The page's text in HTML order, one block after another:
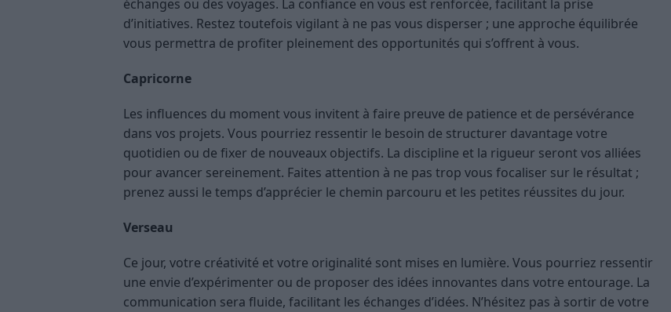
échanges ou des voyages. La confiance en vous est renforcée, facilitant la prise
d’initiatives. Restez toutefois vigilant à ne pas vous disperser ; une approche équilibrée
vous permettra de profiter pleinement des opportunités qui s’offrent à vous.
Capricorne
Les influences du moment vous invitent à faire preuve de patience et de persévérance
dans vos projets. Vous pourriez ressentir le besoin de structurer davantage votre
quotidien ou de fixer de nouveaux objectifs. La discipline et la rigueur seront vos alliées
pour avancer sereinement. Faites attention à ne pas trop vous focaliser sur le résultat ;
prenez aussi le temps d’apprécier le chemin parcouru et les petites réussites du jour.
Verseau
Ce jour, votre créativité et votre originalité sont mises en lumière. Vous pourriez ressentir
une envie d’expérimenter ou de proposer des idées innovantes dans votre entourage. La
communication sera fluide, facilitant les échanges d’idées. N’hésitez pas à sortir de votre